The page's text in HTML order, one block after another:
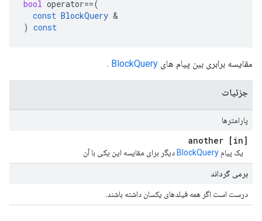
bool operator==(
const BlockQuery &
) const
مقایسه برابری بین پیام های BlockQuery
.
جزئیات
پارامترها
[in] another
یک پیام BlockQuery دیگر برای مقایسه این یکی با آن
برمی گرداند
درست است اگر همه فیلدهای یکسان داشته باشند.